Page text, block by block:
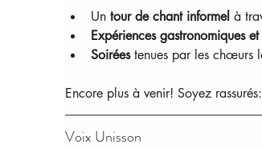
Un tour de chant informel à
Expériences gastronomiques
Soirées tenues par les chœurs
Encore plus à venir! Soyez
Voix Unisson